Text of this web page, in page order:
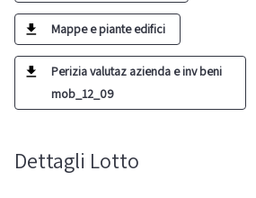
Mappe e piante edifici
Perizia valutaz azienda e inv beni
mob_12_09
Dettagli Lotto